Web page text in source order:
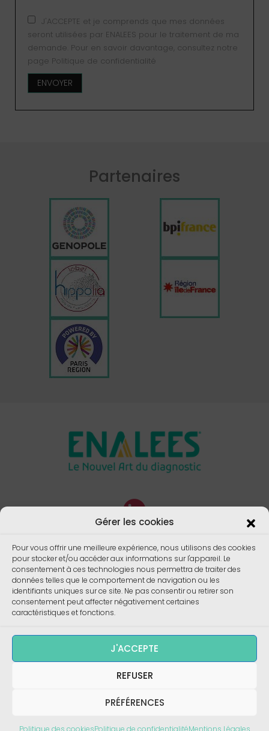
Gérer les cookies
Pour vous offrir une meilleure expérience, nous utilisons des cookies
pour stocker et/ou accéder aux informations sur l'appareil. Le
consentement à ces technologies nous permettra de traiter des
données telles que le comportement de navigation ou les
identifiants uniques sur ce site. Ne pas consentir ou retirer son
consentement peut affecter négativement certaines
caractéristiques et fonctions.
J'ACCEPTE
REFUSER
PRÉFÉRENCES
Politique des cookiesPolitique de confidentialitéMentions Légales
J'ACCEPTE et je comprends que mes données
seront utilisées par ENALEES pour le traitement de ma
demande. Pour en savoir davantage, consultez notre
page Politique de confidentialité
Partenaires
Enalees 2023 – Réalisation/